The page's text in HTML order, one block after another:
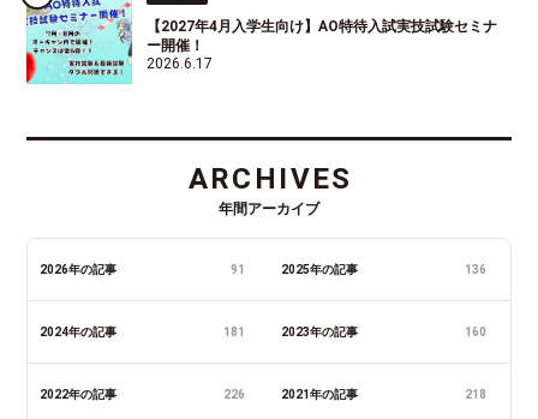
【2027年4月入学生向け】AO特待入試実技試験セミナ
ー開催！
2026.6.17
ARCHIVES
年間アーカイブ
2026年の記事 91 2025年の記事 136
2024年の記事 181 2023年の記事 160
2022年の記事 226 2021年の記事 218